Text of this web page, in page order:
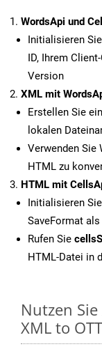
WordsApi und
Initialisieren Sie
ID, Ihrem
Version
XML mit
Erstellen Sie
lokalen
Verwenden Sie
HTML zu
HTML mit
Initialisieren Sie
SaveFormat als
Rufen Sie
HTML-Datei in
Nutzen Sie
XML to OTT